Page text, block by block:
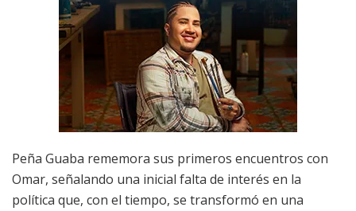
Peña Guaba rememora sus primeros encuentros con
Omar, señalando una inicial falta de interés en la
política que, con el tiempo, se transformó en una